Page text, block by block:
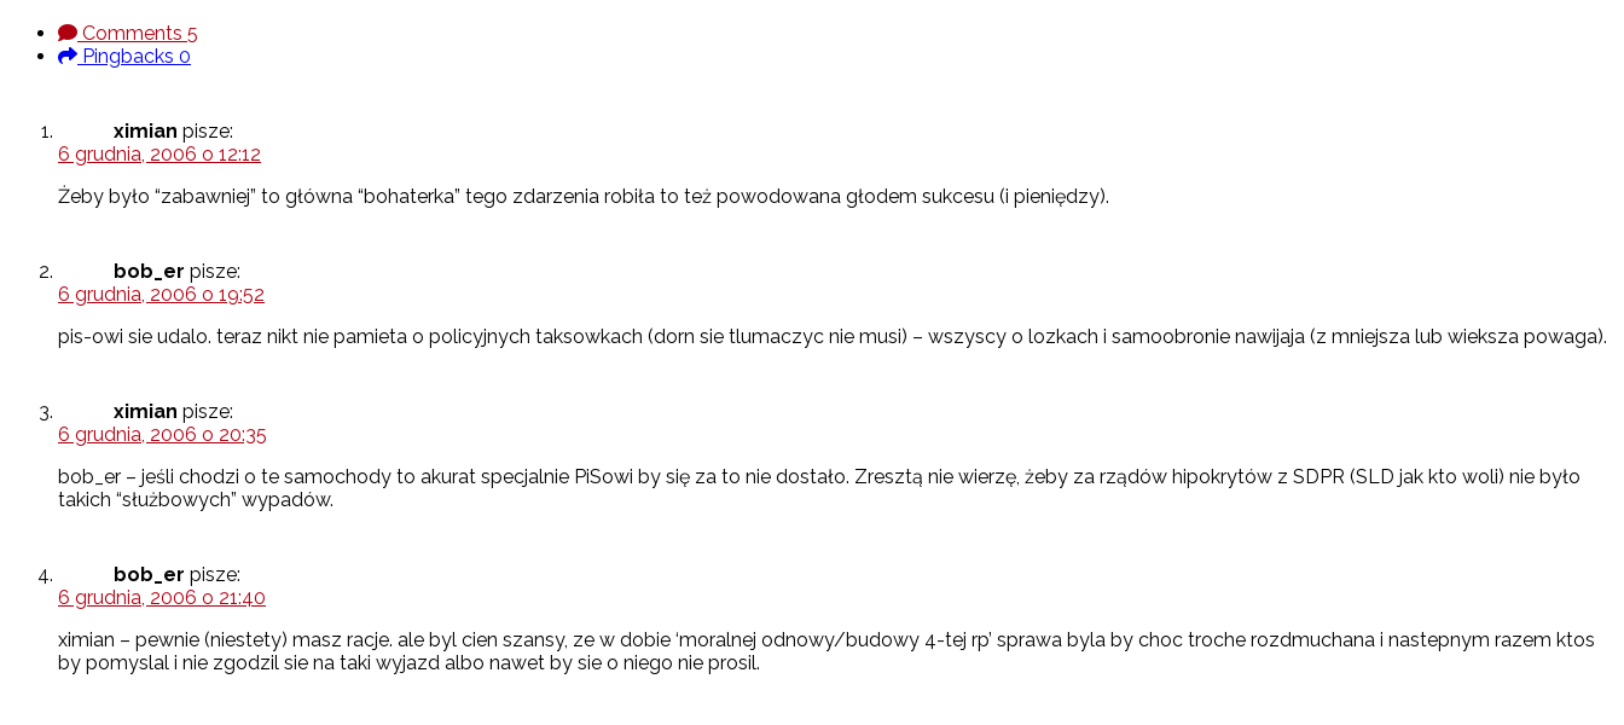
Comments 5
Pingbacks 0
ximian pisze:
6 grudnia, 2006 o 12:12
Żeby było “zabawniej” to główna “bohaterka” tego zdarzenia robiła to też powodowana głodem sukcesu (i pieniędzy).
bob_er pisze:
6 grudnia, 2006 o 19:52
pis-owi sie udalo. teraz nikt nie pamieta o policyjnych taksowkach (dorn sie tlumaczyc nie musi) – wszyscy o lozkach i samoobronie nawijaja (z mniejsza lub wieksza powaga).
ximian pisze:
6 grudnia, 2006 o 20:35
bob_er – jeśli chodzi o te samochody to akurat specjalnie PiSowi by się za to nie dostało. Zresztą nie wierzę, żeby za rządów hipokrytów z SDPR (SLD jak kto woli) nie było
takich “służbowych” wypadów.
bob_er pisze:
6 grudnia, 2006 o 21:40
ximian – pewnie (niestety) masz racje. ale byl cien szansy, ze w dobie ‘moralnej odnowy/budowy 4-tej rp’ sprawa byla by choc troche rozdmuchana i nastepnym razem ktos
by pomyslal i nie zgodzil sie na taki wyjazd albo nawet by sie o niego nie prosil.